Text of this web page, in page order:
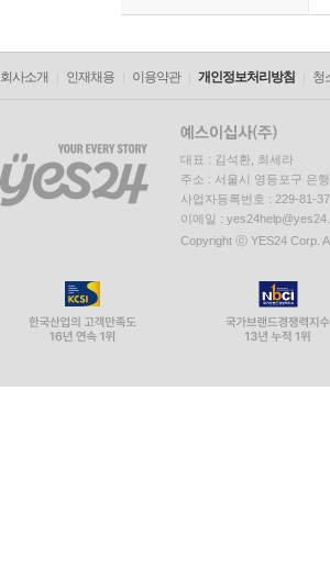
회사소개 인재채용 이용약관 개인정보처리방침 청
대표 : 김석환, 최세라
주소 : 서울시 영등포구 은
사업자등록번호 : 229-81-
이메일 :
Copyright ⓒ YES24 Corp.